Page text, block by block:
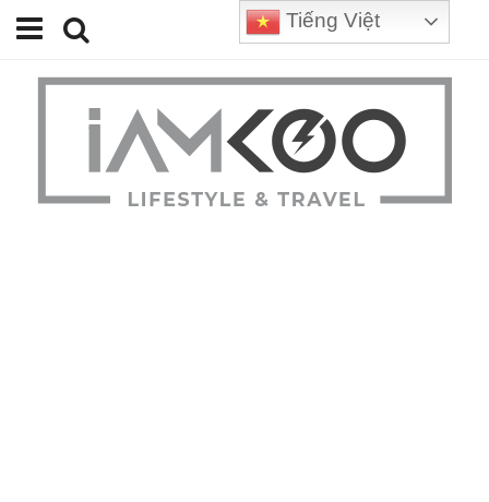
Home
Travel
Lifestyle
Tiếng Việt